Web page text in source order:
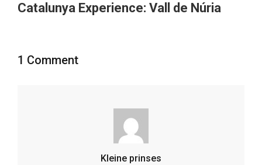
Catalunya Experience: Vall de Núria
1 Comment
Kleine prinses